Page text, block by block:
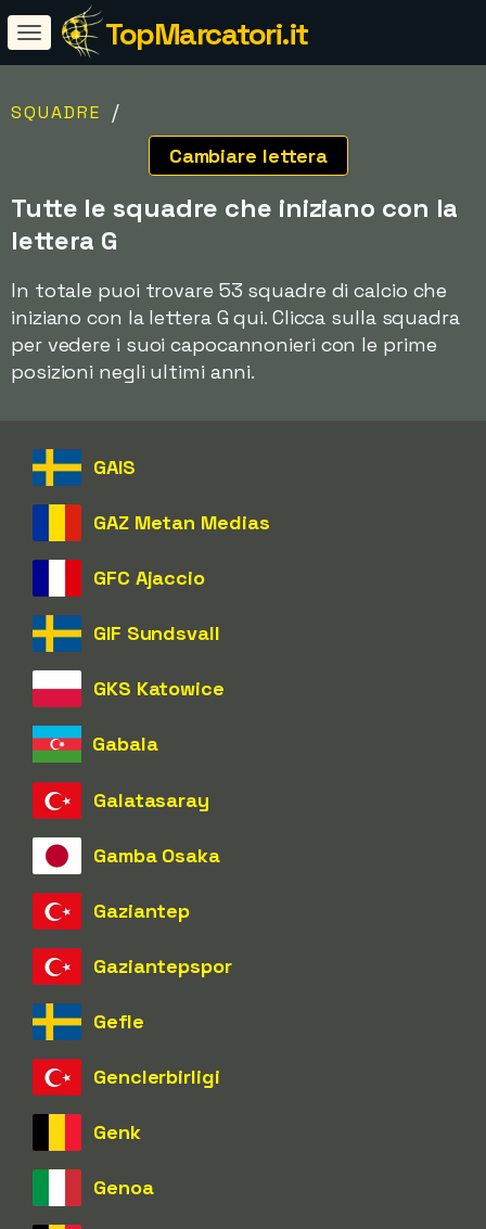
TopMarcatori.it
SQUADRE
/
Cambiare lettera
Tutte le squadre che iniziano con la
lettera G
In totale puoi trovare 53 squadre di calcio che
iniziano con la lettera G qui. Clicca sulla squadra
per vedere i suoi capocannonieri con le prime
posizioni negli ultimi anni.
GAIS
GAZ Metan Medias
GFC Ajaccio
GIF Sundsvall
GKS Katowice
Gabala
Galatasaray
Gamba Osaka
Gaziantep
Gaziantepspor
Gefle
Genclerbirligi
Genk
Genoa